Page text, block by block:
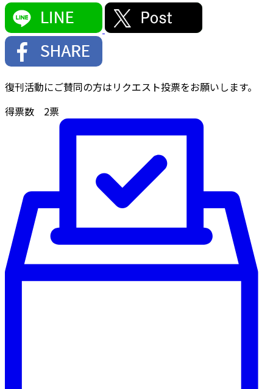
復刊活動にご賛同の方はリクエスト投票をお願いします。
得票数 2票